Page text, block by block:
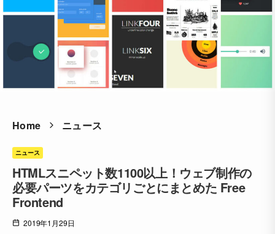
Home ニュース
ニュース
HTMLスニペット数1100以上！ウェブ制作の
必要パーツをカテゴリごとにまとめた Free
Frontend
2019年1月29日